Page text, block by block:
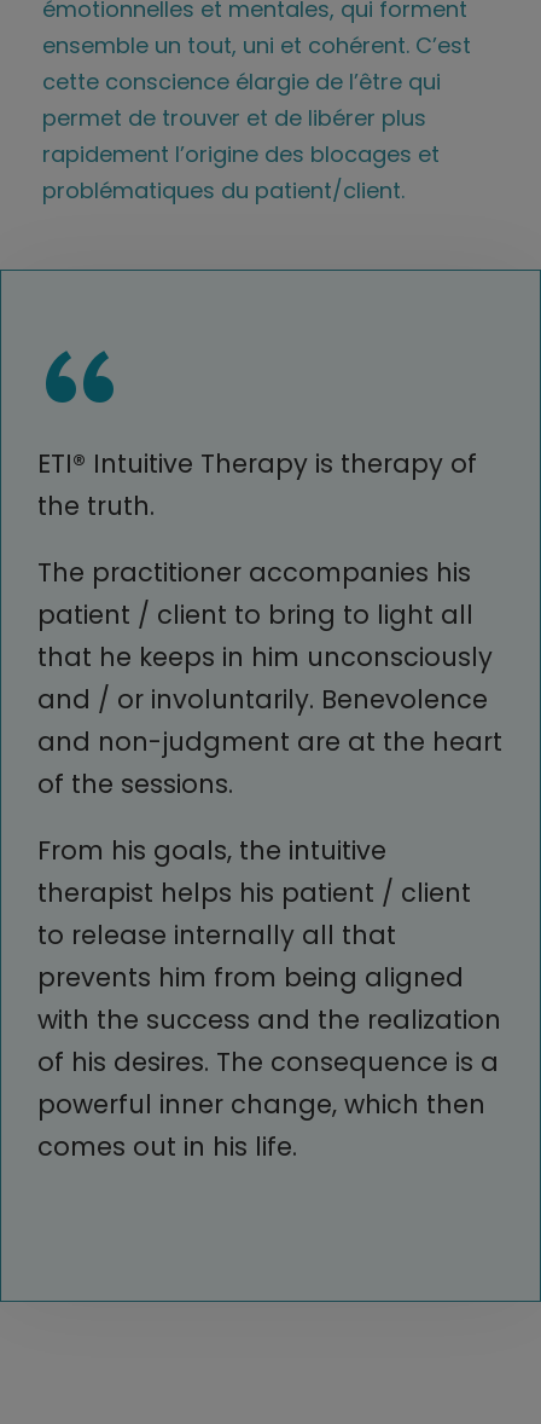
émotionnelles et mentales, qui forment
ensemble un tout, uni et cohérent. C’est
cette conscience élargie de l’être qui
permet de trouver et de libérer plus
rapidement l’origine des blocages et
problématiques du patient/client.
“
ETI® Intuitive Therapy is therapy of
the truth.
The practitioner accompanies his
patient / client to bring to light all
that he keeps in him unconsciously
and / or involuntarily. Benevolence
and non-judgment are at the heart
of the sessions.
From his goals, the intuitive
therapist helps his patient / client
to release internally all that
prevents him from being aligned
with the success and the realization
of his desires. The consequence is a
powerful inner change, which then
comes out in his life.